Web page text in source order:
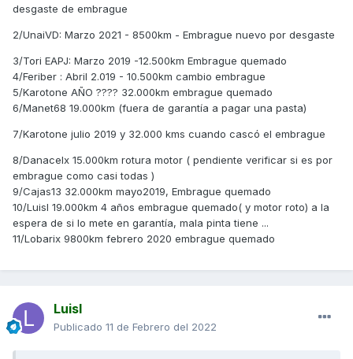
desgaste de embrague
2/UnaiVD: Marzo 2021 - 8500km - Embrague nuevo por desgaste
3/Tori EAPJ: Marzo 2019 -12.500km Embrague quemado
4/Feriber : Abril 2.019 - 10.500km cambio embrague
5/Karotone AÑO ???? 32.000km embrague quemado
6/Manet68 19.000km (fuera de garantía a pagar una pasta)
7/Karotone julio 2019 y 32.000 kms cuando cascó el embrague
8/Danacelx 15.000km rotura motor ( pendiente verificar si es por
embrague como casi todas )
9/Cajas13 32.000km mayo2019, Embrague quemado
10/Luisl 19.000km 4 años embrague quemado( y motor roto) a la
espera de si lo mete en garantía, mala pinta tiene ...
11/Lobarix 9800km febrero 2020 embrague quemado
Luisl
Publicado 11 de Febrero del 2022